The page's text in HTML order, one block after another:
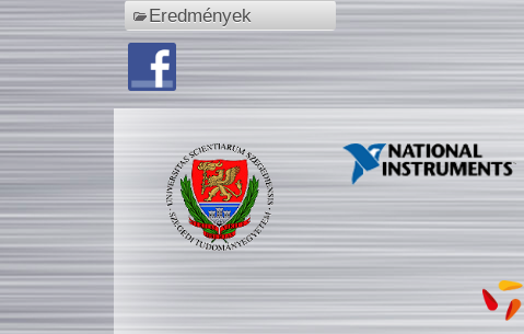
Eredmények